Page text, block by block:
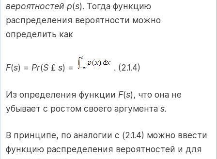
вероятностей p(s). Тогда функцию
распределения вероятности можно
определить как
F(s) = Pr(S £ s) = . (2.1.4)
Из определения функции F(s), что она не
убывает с ростом своего аргумента s.
В принципе, по аналогии с (2.1.4) можно ввести
функцию распределения вероятностей и для